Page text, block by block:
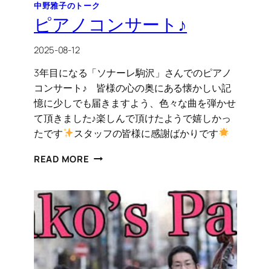
中野雅子のトーク
ピアノコンサート♪
2025-08-12
3年目になる「ソナーレ駒沢」さんでのピアノ
コンサート♪ 皆様の心の奥にある懐かしい記
憶に少しでも届きますよう、色々な曲を弾かせ
て頂きました♪楽しんで頂けたようで嬉しかっ
たです
スタッフの皆様に感謝ばかりです
READ MORE ピ
コ
ン
サ
ー
ト
♪